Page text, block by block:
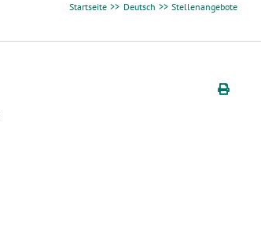
Startseite Deutsch Stellenangebote